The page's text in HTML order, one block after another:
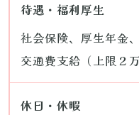
待遇・福利厚生
社会保険、厚生年金
交通費支給（上限２
休日・休暇